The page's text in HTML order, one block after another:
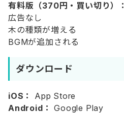
有料版（370円・買い切り）：
広告なし
木の種類が増える
BGMが追加される
ダウンロード
iOS：
App Store
Android： Google Play